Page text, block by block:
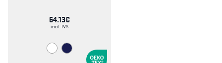
64.13€
incl. IVA